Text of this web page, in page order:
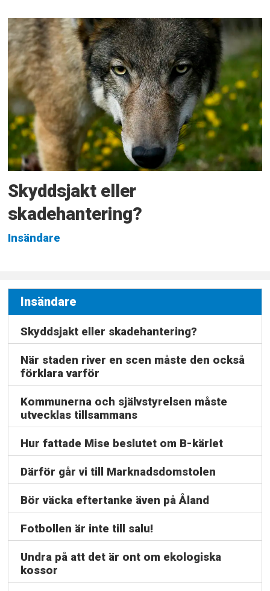
Skyddsjakt eller
skadehantering?
Insändare
Insändare
Skyddsjakt eller skadehantering?
När staden river en scen måste den också
förklara varför
Kommunerna och självstyrelsen måste
utvecklas tillsammans
Hur fattade Mise beslutet om B-kärlet
Därför går vi till Marknadsdomstolen
Bör väcka eftertanke även på Åland
Fotbollen är inte till salu!
Undra på att det är ont om ekologiska
kossor